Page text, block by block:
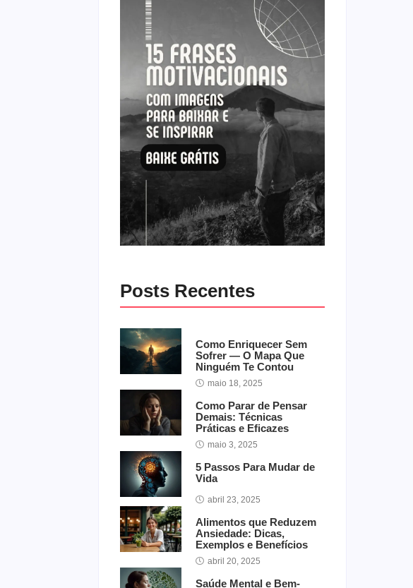
Posts Recentes
Como Enriquecer Sem
Sofrer — O Mapa Que
Ninguém Te Contou
maio 18, 2025
Como Parar de Pensar
Demais: Técnicas
Práticas e Eficazes
maio 3, 2025
5 Passos Para Mudar de
Vida
abril 23, 2025
Alimentos que Reduzem
Ansiedade: Dicas,
Exemplos e Benefícios
abril 20, 2025
Saúde Mental e Bem-